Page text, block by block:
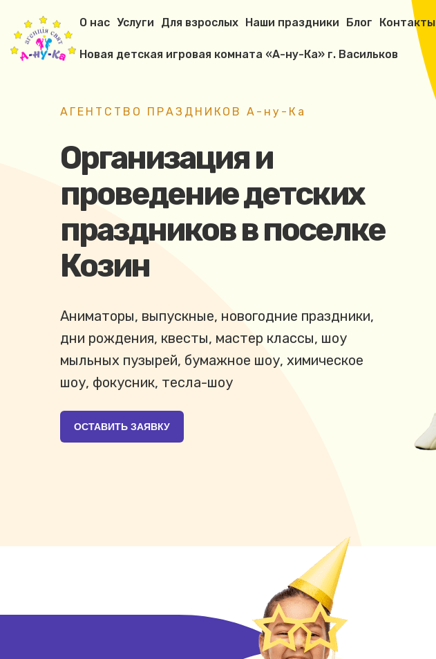
О нас Услуги Для взрослых Наши праздники Блог Контакты
Новая детская игровая комната «А-ну-Ка» г. Васильков
АГЕНТСТВО ПРАЗДНИКОВ А-ну-Ка
Организация и
проведение детских
праздников в поселке
Козин
Аниматоры, выпускные, новогодние праздники,
дни рождения, квесты, мастер классы, шоу
мыльных пузырей, бумажное шоу, химическое
шоу, фокусник, тесла-шоу
ОСТАВИТЬ ЗАЯВКУ